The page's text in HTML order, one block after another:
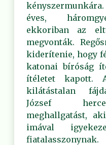
éves,
ekkoriban az
megvonták.
kiderítenie, hogy
katonai bíróság
ítéletet kapott.
kilátástalan
József
meghallgatást,
imával